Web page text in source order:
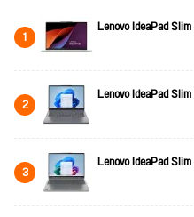
1 Lenovo IdeaPad
2 Lenovo IdeaPad
3 Lenovo IdeaPad